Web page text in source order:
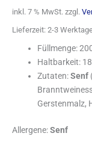
inkl. 7 % MwSt. zzgl.
Lieferzeit: 2-3
Füllmenge:
Haltbarkeit:
Zutaten:Senf
Gerstenmalz,
Allergene:Senf